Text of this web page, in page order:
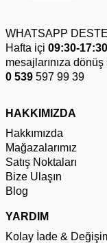
WHATSAPP
Hafta içi 09:30-
mesajlarınıza dönüş
0 539 597 99 39
HAKKIMIZDA
Hakkımızda
Mağazalarımız
Satış Noktaları
Bize Ulaşın
Blog
YARDIM
Kolay İade &